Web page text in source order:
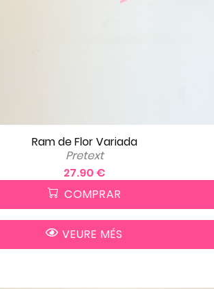
Ram de Flor Variada
Pretext
27.90 €
COMPRAR
VEURE MÉS